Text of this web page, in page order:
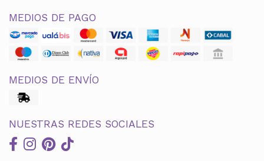
MEDIOS DE PAGO
MEDIOS DE ENVÍO
NUESTRAS REDES SOCIALES